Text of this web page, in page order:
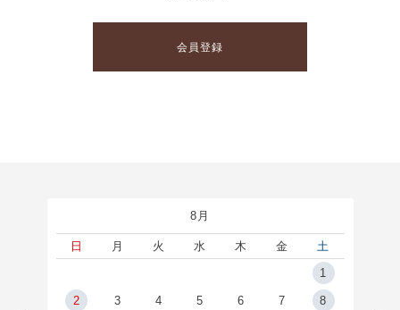
会員登録
8月
日 月 火 水 木 金
土
1
2 3 4 5 6 7 8